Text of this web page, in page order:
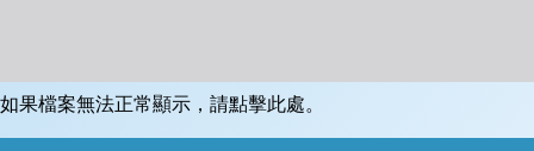
如果檔案無法正常顯示，請點擊此處。